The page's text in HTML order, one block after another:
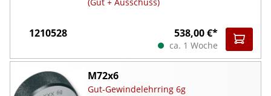
(Gut + Ausschuss)
1210528 538,00 €*
ca. 1 Woche
M72x6
Gut-Gewindelehrring 6g